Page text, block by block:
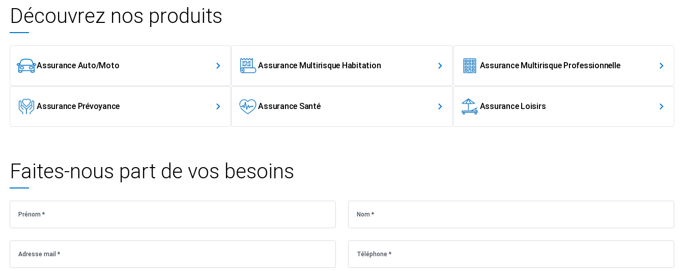
Découvrez nos produits
Assurance Auto/Moto Assurance Multirisque Habitation Assurance Multirisque Professionnelle
Assurance Prévoyance Assurance Santé Assurance Loisirs
Faites-nous part de vos besoins